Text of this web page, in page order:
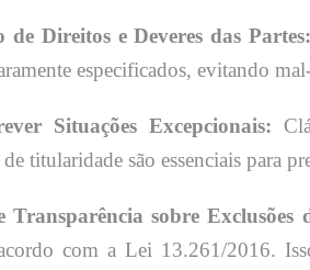
de Direitos e Deveres das Partes:
especificados, evitando
Situações Excepcionais:
titularidade são essenciais para
Transparência sobre Exclusões
com a Lei 13.261/2016.